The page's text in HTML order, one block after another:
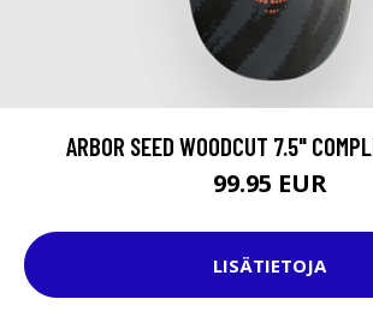
ARBOR SEED WOODCUT 7.5"
99.95 EUR
LISÄTIETOJA